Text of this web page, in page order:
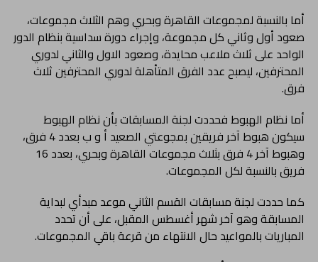
أما بالنسبة لمجموعات القاهرة وبحري وهم الثلاث مجموعات،
صعود أول وثاني كل مجموعة، وإجراء دورة سداسية بنظام الدور
الواحد على ثلاث ملاعب محايدة، وصعود الاول والثاني لدوري
المحترفين، ليصبح عدد الفرق المتأهلة لدوري المحترفين ثلاث
فرق.
أما نظام الهبوط فحددت لجنة المسابقات بأن نظام الهبوط
سيكون هبوط آخر فريقين بمجوعتي الصعيد أ و ب بعدد 4 فرق،
وهبوط آخر 4 فرق بثلاث مجموعات القاهرة وبحري، بعدد 16
فريق بالنسبة لكل المجموعات.
كما حددت لجنة مسابقات القسم الثاني موعد مبدأي لبداية
المسابقة وهو آخر شهر أغسطس المقبل، على أن تحدد
المباريات بالمواعيد حال الانتهاء من قرعة باقي المجموعات.